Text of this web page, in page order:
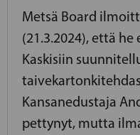
Metsä Board
(21.3.2024), että
Kaskisiin
Kansanedustaja
pettynyt, mutta